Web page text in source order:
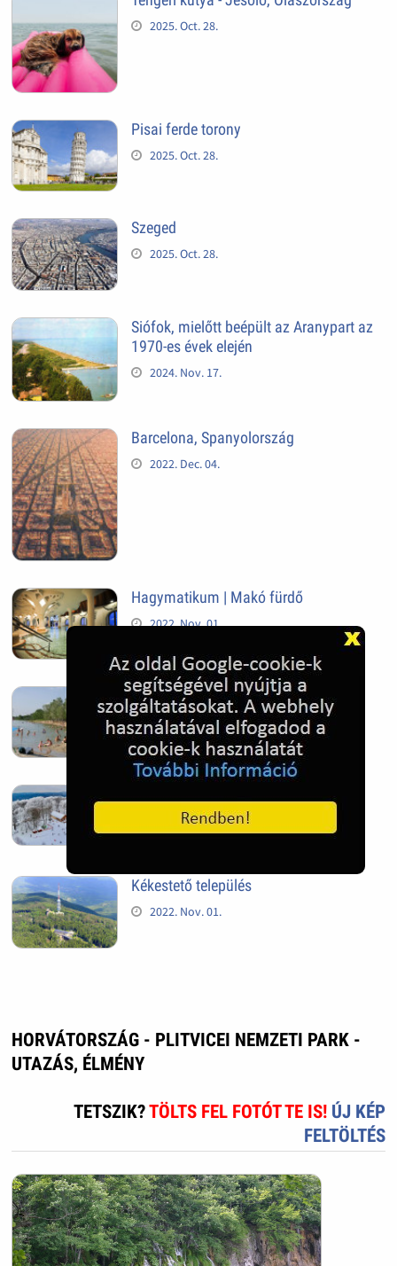
2025. Oct. 28.
Pisai ferde torony
2025. Oct. 28.
Szeged
2025. Oct. 28.
Siófok, mielőtt beépült az Aranypart az
1970-es évek elején
2024. Nov. 17.
Barcelona, Spanyolország
2022. Dec. 04.
Hagymatikum | Makó fürdő
2022. Nov. 01.
Sándorfalva, Nádastó
2022. Nov. 01.
Kékestető
2022. Nov. 01.
Kékestető település
2022. Nov. 01.
HORVÁTORSZÁG - PLITVICEI NEMZETI PARK -
UTAZÁS, ÉLMÉNY
TETSZIK?TÖLTS FEL FOTÓT TE IS! ÚJ KÉP
FELTÖLTÉS